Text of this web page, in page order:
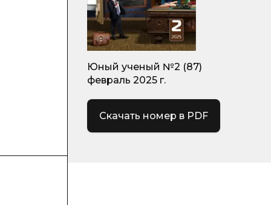
Юный ученый №2 (87)
февраль 2025 г.
Скачать номер в PDF